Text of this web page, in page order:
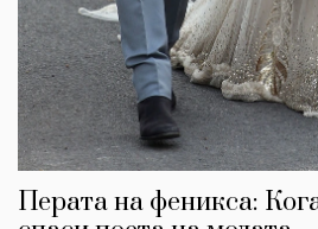
Перата на феникса: